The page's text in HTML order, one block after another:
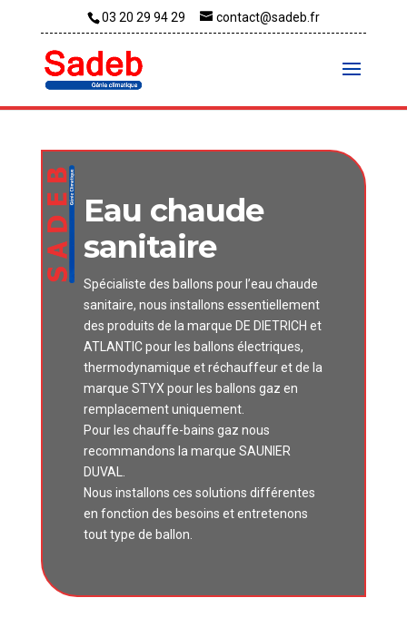
03 20 29 94 29 contact@sadeb.fr
Eau chaude
sanitaire
Spécialiste des ballons pour l’eau chaude
sanitaire, nous installons essentiellement
des produits de la marque DE DIETRICH et
ATLANTIC pour les ballons électriques,
thermodynamique et réchauffeur et de la
marque STYX pour les ballons gaz en
remplacement uniquement.
Pour les chauffe-bains gaz nous
recommandons la marque SAUNIER
DUVAL.
Nous installons ces solutions différentes
en fonction des besoins et entretenons
tout type de ballon.